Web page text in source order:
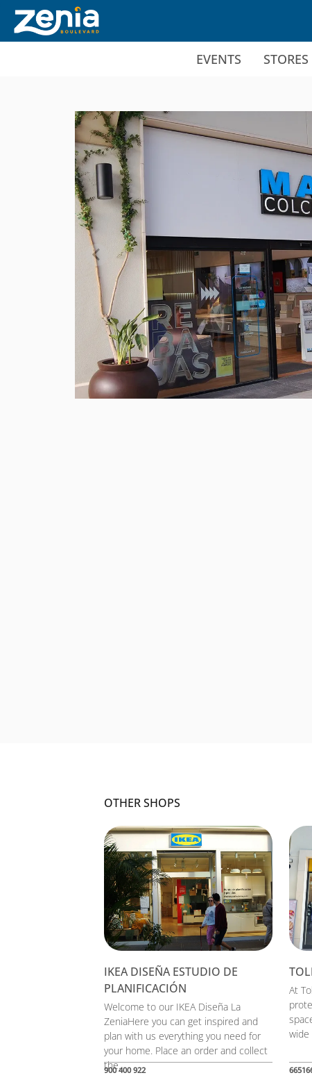
Ir al contenido principal
EVENTS STORES
OTHER SHOPS
IKEA DISEÑA ESTUDIO DE
PLANIFICACIÓN
Welcome to our IKEA Diseña La
ZeniaHere you can get inspired and
plan with us everything you need for
your home. Place an order and collect
the...
900 400 922
At
wide